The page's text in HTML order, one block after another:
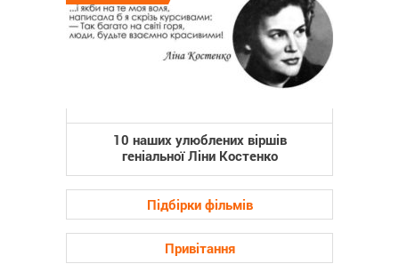
10 наших улюблених віршів
геніальної Ліни Костенко
Підбірки фільмів
Привітання